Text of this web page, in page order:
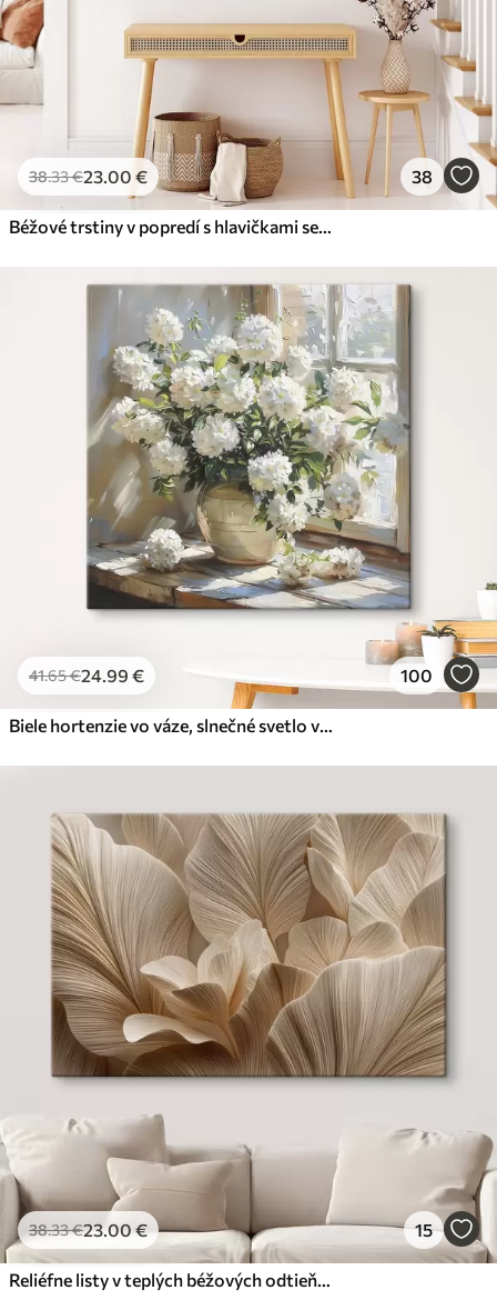
38.33€23.00 € 38
Béžové trstiny v popredí s hlavičkami semien, mäkké a jemné , rozmazané pozadie a svetlá obloha
41.65€24.99 € 100
Biele hortenzie vo váze, slnečné svetlo v okne, olejomaľba
38.33€23.00€ 15
Reliéfne listy v teplých béžových odtieňoch